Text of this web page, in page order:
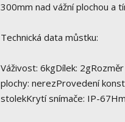
300mm nad vážní plochou a
Technická data můstku:
Váživost: 6kgDílek:
plochy: nerezProvedení
stolekKrytí snímače: IP-